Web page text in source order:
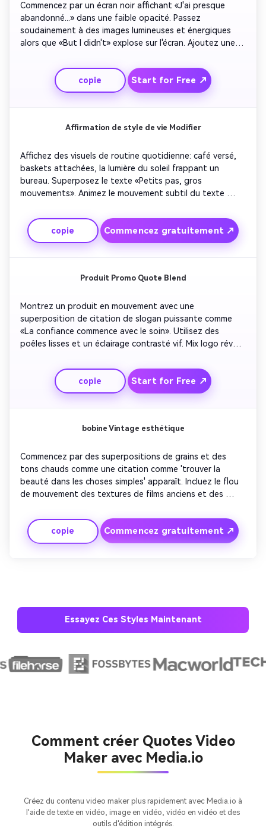
Commencez par un écran noir affichant «J'ai presque
abandonné...» dans une faible opacité. Passez
soudainement à des images lumineuses et énergiques
alors que «But I didn't» explose sur l'écran. Ajoutez une
de fond au rythme. Utilisez des transitions gras et des
coupes rapides qui symbolisent le changement. Le
contraste visuel puissant améliore l'impact émotionnel et
améliore la possibilité de partage sur les plateformes de
copie Start for Free ↗
Affirmation de style de vie Modifier
Affichez des visuels de routine quotidienne: café versé,
baskets attachées, la lumière du soleil frappant un
bureau. Superposez le texte «Petits pas, gros
mouvements». Animez le mouvement subtil du texte
flare de lentille et la musique instrumentale douce.
Terminez avec un gros plan cinématographique de la
citation s'estompant au fur et à mesure que le logo
utilisateur apparaît. Parfait pour les créateurs de style de
copie Commencez gratuitement ↗
Produit Promo Quote Blend
Montrez un produit en mouvement avec une
superposition de citation de slogan puissante comme
«La confiance commence avec le soin». Utilisez des
poêles lisses et un éclairage contrasté vif. Mix logo révèle
marque. Ajoutez des rythmes instrumentaux légers pour
un attrait moderne. Il rend le contenu de marketing de
marque personnel, relatable et basé sur des citations
copie Start for Free ↗
bobine Vintage esthétique
Commencez par des superpositions de grains et des
tons chauds comme une citation comme 'trouver la
beauté dans les choses simples' apparaît. Incluez le flou
de mouvement des textures de films anciens et des
son de claquet de vinyle en arrière-plan. La combinaison
audiovisuelle évoque la nostalgie. Terminez avec un fade-
out doux qui maintient le spectateur dans une humeur
copie Commencez gratuitement ↗
Essayez Ces Styles Maintenant
Comment créer Quotes Video
Maker avec Media.io
Créez du contenu video maker plus rapidement avec Media.io à
l'aide de texte en vidéo, image en vidéo, vidéo en vidéo et des
outils d'édition intégrés.
Créer Gratuitement
→